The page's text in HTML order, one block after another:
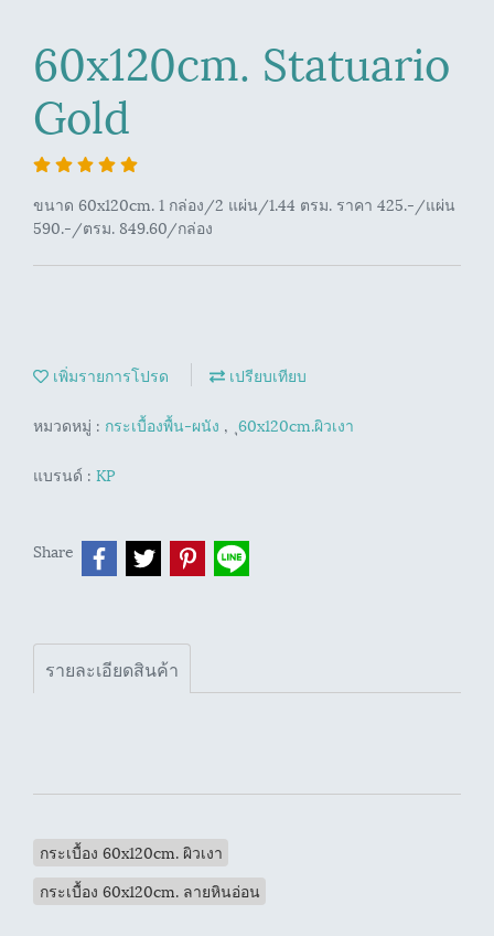
60x120cm. Statuario
Gold
ขนาด 60x120cm. 1 กล่อง/2 แผ่น/1.44 ตรม. ราคา 425.-/แผ่น
590.-/ตรม. 849.60/กล่อง
เพิ่มรายการโปรด เปรียบเทียบ
หมวดหมู่ : กระเบื้องพื้น-ผนัง , ุ60x120cm.ผิวเงา
แบรนด์ : KP
Share
รายละเอียดสินค้า
กระเบื้อง 60x120cm. ผิวเงา
กระเบื้อง 60x120cm. ลายหินอ่อน